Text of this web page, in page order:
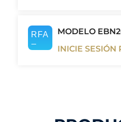
MODELO
INICIE SESIÓN